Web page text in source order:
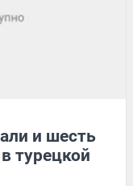
и шесть
турецкой